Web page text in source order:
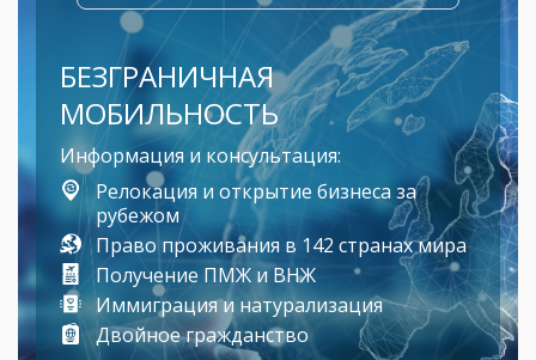
БЕЗГРАНИЧНАЯ
МОБИЛЬНОСТЬ
Информация и консультация:
Релокация и открытие бизнеса за
рубежом
Право проживания в 142 странах мира
Получение ПМЖ и ВНЖ
Иммиграция и натурализация
Двойное гражданство